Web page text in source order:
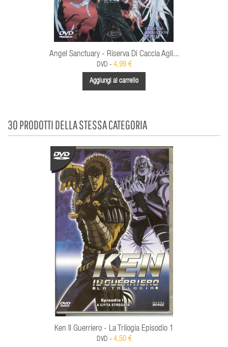
Angel Sanctuary - Riserva Di Caccia Agli...
DVD - 4,99 €
Aggiungi al carrello
30 PRODOTTI DELLA STESSA CATEGORIA
Ken Il Guerriero - La Trilogia Episodio 1
DVD - 4,50 €